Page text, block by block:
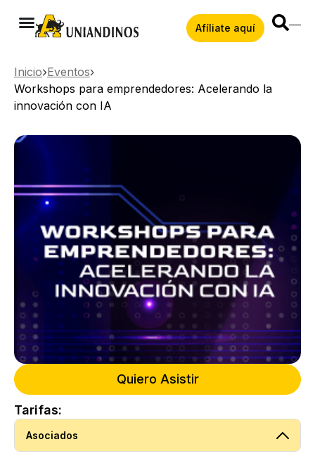
Afíliate aquí
Inicio Eventos
Workshops para emprendedores: Acelerando la
innovación con IA
Quiero Asistir
Tarifas:
Asociados